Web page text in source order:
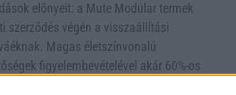
előnyeit: a Mute Modular termek
szerződés végén a visszaállítási
Magas életszínvonalú
figyelembevételével akár 60%-os
alapján, a rendszer elterjedése